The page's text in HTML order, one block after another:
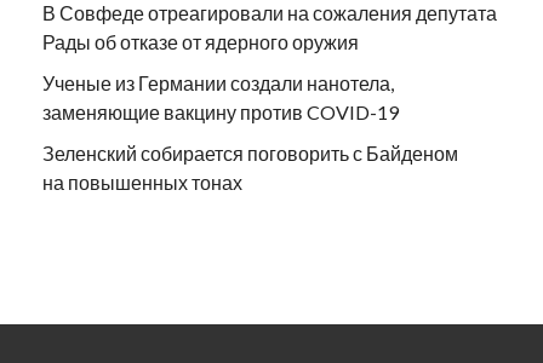
В Совфеде отреагировали на сожаления депутата
Рады об отказе от ядерного оружия
Ученые из Германии создали нанотела,
заменяющие вакцину против COVID-19
Зеленский собирается поговорить с Байденом
на повышенных тонах